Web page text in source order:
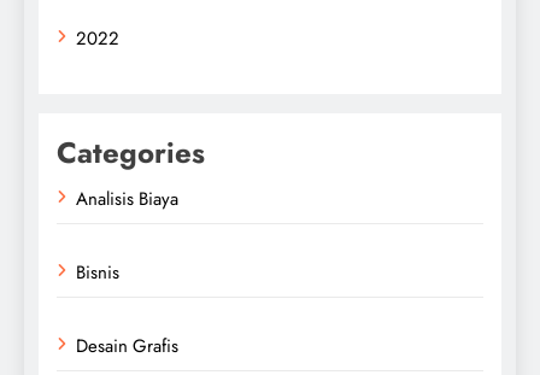
2022
Categories
Analisis Biaya
Bisnis
Desain Grafis